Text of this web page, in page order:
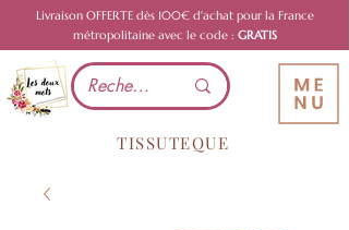
Livraison OFFERTE dès 100€ d'achat pour la France
métropolitaine avec le code : GRATIS
TISSUTEQUE